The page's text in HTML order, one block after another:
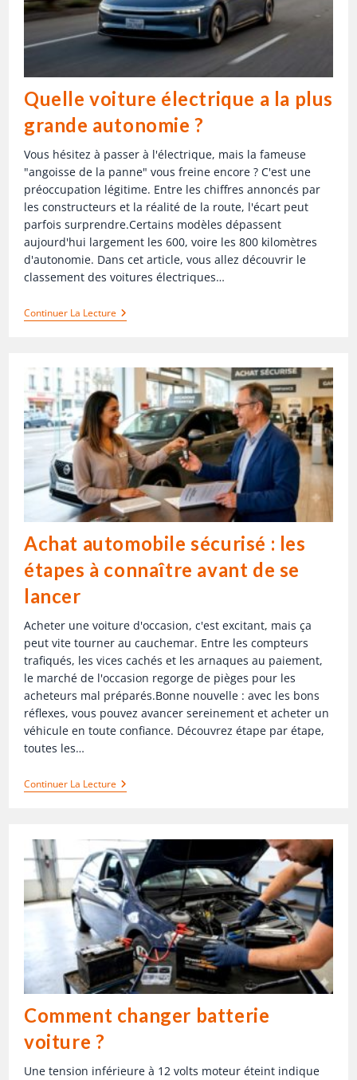
Quelle voiture électrique a la plus
grande autonomie ?
Vous hésitez à passer à l'électrique, mais la fameuse
"angoisse de la panne" vous freine encore ? C'est une
préoccupation légitime. Entre les chiffres annoncés par
les constructeurs et la réalité de la route, l'écart peut
parfois surprendre.Certains modèles dépassent
aujourd'hui largement les 600, voire les 800 kilomètres
d'autonomie. Dans cet article, vous allez découvrir le
classement des voitures électriques…
Continuer La Lecture
Achat automobile sécurisé : les
étapes à connaître avant de se
lancer
Acheter une voiture d'occasion, c'est excitant, mais ça
peut vite tourner au cauchemar. Entre les compteurs
trafiqués, les vices cachés et les arnaques au paiement,
le marché de l'occasion regorge de pièges pour les
acheteurs mal préparés.Bonne nouvelle : avec les bons
réflexes, vous pouvez avancer sereinement et acheter un
véhicule en toute confiance. Découvrez étape par étape,
toutes les…
Continuer La Lecture
Comment changer batterie
voiture ?
Une tension inférieure à 12 volts moteur éteint indique